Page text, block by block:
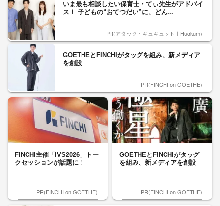
いま最も相談したい保育士・てぃ先生がアドバイ
ス！ 子どもの“おてつだい”に、どん...
PR(アタック・キュキュット｜Hugkum)
GOETHEとFINCHIがタッグを組み、新メディア
を創設
PR(FINCHI on GOETHE)
FINCHI主催「IVS2026」トー
クセッションが話題に！
PR(FINCHI on GOETHE)
GOETHEとFINCHIがタッグ
を組み、新メディアを創設
PR(FINCHI on GOETHE)